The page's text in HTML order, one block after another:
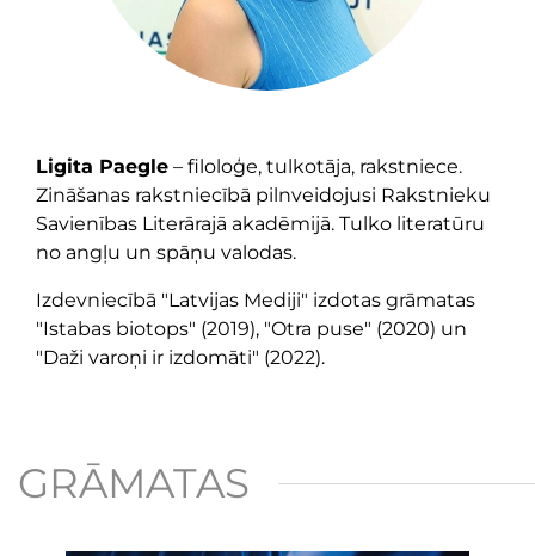
Ligita Paegle – filoloģe, tulkotāja, rakstniece.
Zināšanas rakstniecībā pilnveidojusi Rakstnieku
Savienības Literārajā akadēmijā. Tulko literatūru
no angļu un spāņu valodas.
Izdevniecībā "Latvijas Mediji" izdotas grāmatas
"Istabas biotops" (2019), "Otra puse" (2020) un
"Daži varoņi ir izdomāti" (2022).
GRĀMATAS